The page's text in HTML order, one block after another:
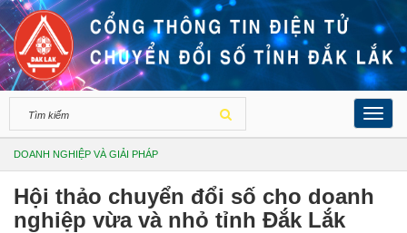
DOANH NGHIỆP VÀ GIẢI PHÁP
Hội thảo chuyển đổi số cho doanh
nghiệp vừa và nhỏ tỉnh Đắk Lắk